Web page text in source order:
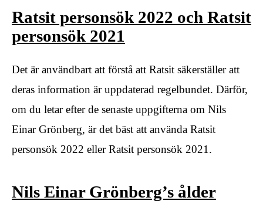
Ratsit personsök 2022 och Ratsit
personsök 2021
Det är användbart att förstå att Ratsit säkerställer att
deras information är uppdaterad regelbundet. Därför,
om du letar efter de senaste uppgifterna om Nils
Einar Grönberg, är det bäst att använda Ratsit
personsök 2022 eller Ratsit personsök 2021.
Nils Einar Grönberg’s ålder